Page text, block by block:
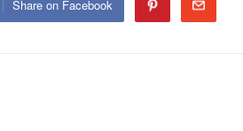
Share on Facebook